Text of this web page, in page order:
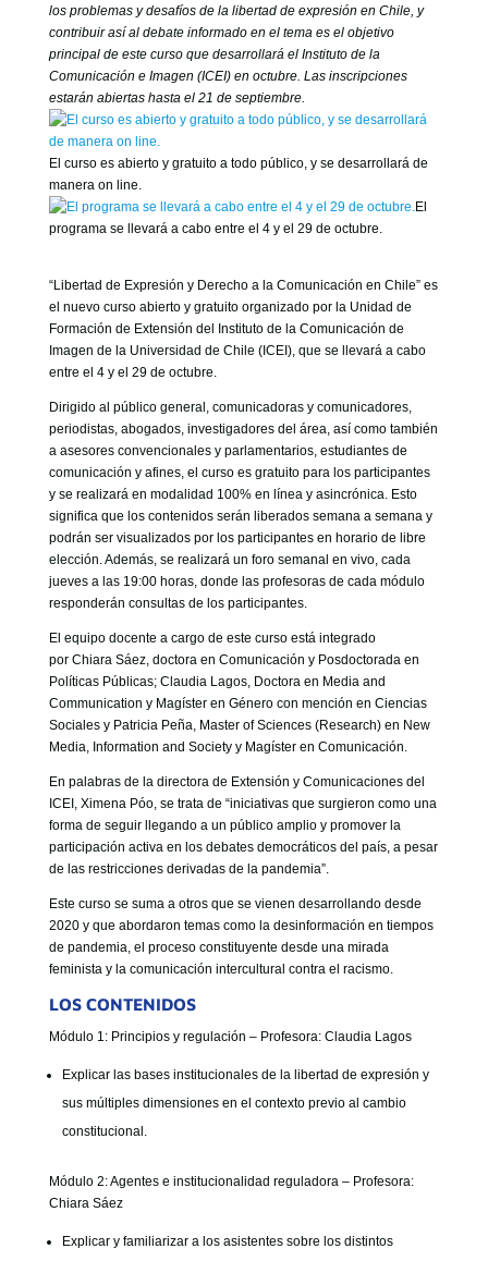
GOBIERNO CORPORATIVO
NUESTRO EQUIPO
los problemas y desafíos de la libertad de expresión en Chile, y
contribuir así al debate informado en el tema es el objetivo
principal de este curso que desarrollará el Instituto de la
Comunicación e Imagen (ICEI) en octubre. Las inscripciones
estarán abiertas hasta el 21 de septiembre.
El curso es abierto y gratuito a todo público, y se desarrollará de
manera on line.
El
programa se llevará a cabo entre el 4 y el 29 de octubre.
“Libertad de Expresión y Derecho a la Comunicación en Chile” es
el nuevo curso abierto y gratuito organizado por la Unidad de
Formación de Extensión del Instituto de la Comunicación de
Imagen de la Universidad de Chile (ICEI), que se llevará a cabo
entre el 4 y el 29 de octubre.
Dirigido al público general, comunicadoras y comunicadores,
periodistas, abogados, investigadores del área, así como también
a asesores convencionales y parlamentarios, estudiantes de
comunicación y afines, el curso es gratuito para los participantes
y se realizará en modalidad 100% en línea y asincrónica. Esto
significa que los contenidos serán liberados semana a semana y
podrán ser visualizados por los participantes en horario de libre
elección. Además, se realizará un foro semanal en vivo, cada
jueves a las 19:00 horas, donde las profesoras de cada módulo
responderán consultas de los participantes.
El equipo docente a cargo de este curso está integrado
por Chiara Sáez, doctora en Comunicación y Posdoctorada en
Políticas Públicas; Claudia Lagos, Doctora en Media and
Communication y Magíster en Género con mención en Ciencias
Sociales y Patricia Peña, Master of Sciences (Research) en New
Media, Information and Society y Magíster en Comunicación.
En palabras de la directora de Extensión y Comunicaciones del
ICEI, Ximena Póo, se trata de “iniciativas que surgieron como una
forma de seguir llegando a un público amplio y promover la
participación activa en los debates democráticos del país, a pesar
de las restricciones derivadas de la pandemia”.
Este curso se suma a otros que se vienen desarrollando desde
2020 y que abordaron temas como la desinformación en tiempos
de pandemia, el proceso constituyente desde una mirada
feminista y la comunicación intercultural contra el racismo.
LOS CONTENIDOS
Módulo 1: Principios y regulación – Profesora: Claudia Lagos
Explicar las bases institucionales de la libertad de expresión y
sus múltiples dimensiones en el contexto previo al cambio
constitucional.
Módulo 2: Agentes e institucionalidad reguladora – Profesora:
Chiara Sáez
Explicar y familiarizar a los asistentes sobre los distintos